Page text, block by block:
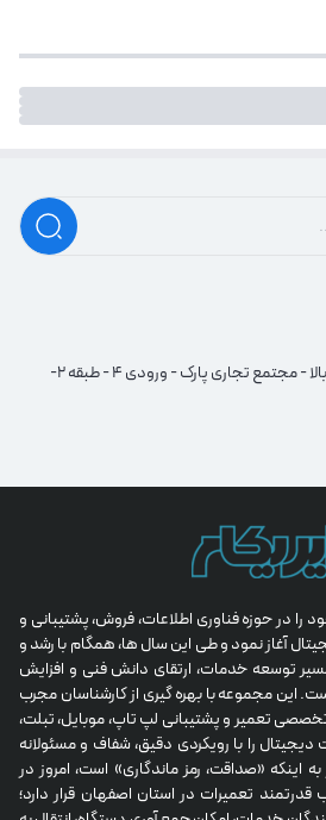
اصفهان - خیابان چهارباغ بالا - مجتمع تجاری پارک - ورودی 4 - طبقه 2-